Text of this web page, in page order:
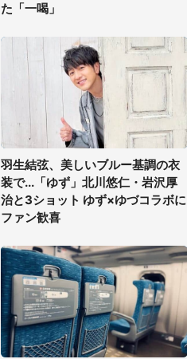
た「一喝」
羽生結弦、美しいブルー基調の衣
装で...「ゆず」北川悠仁・岩沢厚
治と3ショット ゆず×ゆづコラボに
ファン歓喜